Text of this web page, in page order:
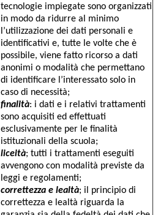
tecnologie impiegate sono organizzati
in modo da ridurre al minimo
l’utilizzazione dei dati personali e
identificativi e, tutte le volte che è
possibile, viene fatto ricorso a dati
anonimi o modalità che permettano
di identificare l’interessato solo in
caso di necessità;
finalità: i dati e i relativi trattamenti
sono acquisiti ed effettuati
esclusivamente per le finalità
istituzionali della scuola;
liceità; tutti i trattamenti eseguiti
avvengono con modalità previste da
leggi e regolamenti;
correttezza e lealtà; il principio di
correttezza e lealtà riguarda la